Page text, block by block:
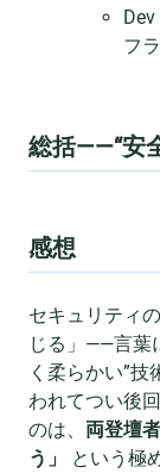
フ
総括——“安
感想
セキュリティ
じる」——言葉
く柔らかい”
われてつい後
のは、 両登壇
う」
という極